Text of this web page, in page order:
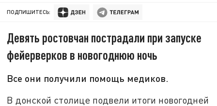
ПОДПИШИТЕСЬ:
Девять ростовчан пострадали при запуске
фейерверков в новогоднюю ночь
Все они получили помощь медиков.
В донской столице подвели итоги новогодней